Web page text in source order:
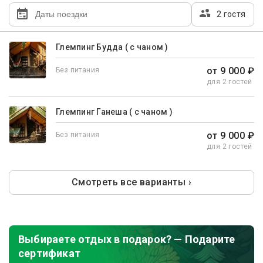
2 гостя
Глемпинг Будда ( с чаном )
Без питания от 9 000 ₽
для 2 гостей
Глемпинг Ганеша ( с чаном )
Без питания от 9 000 ₽
для 2 гостей
Смотреть все варианты ›
Выбираете отдых в подарок? — Подарите
сертификат